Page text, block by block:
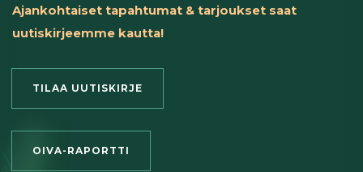
Ajankohtaiset tapahtumat & tarjoukset saat
uutiskirjeemme kautta!
TILAA UUTISKIRJE
OIVA-RAPORTTI